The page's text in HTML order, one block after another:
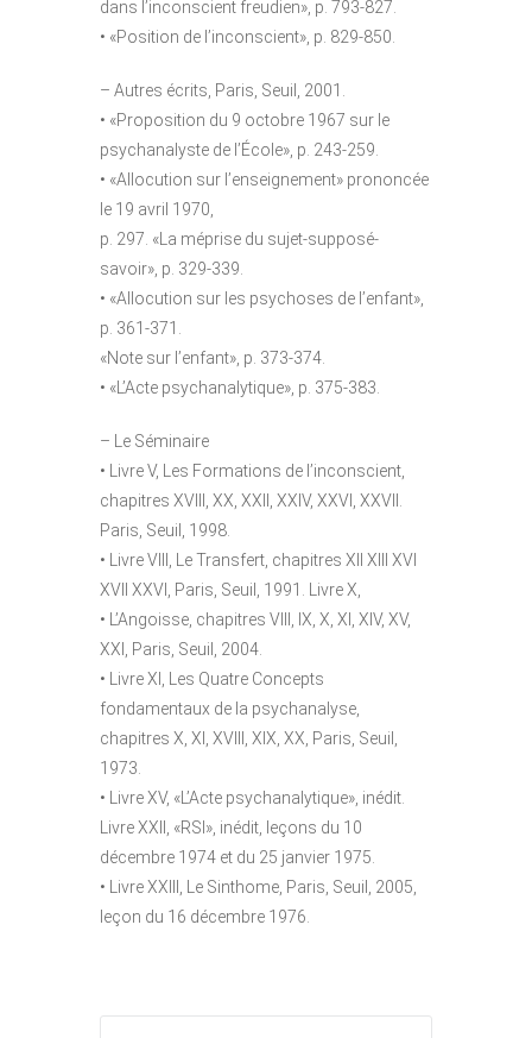
dans l’inconscient freudien», p. 793-827.
• «Position de l’inconscient», p. 829-850.
– Autres écrits, Paris, Seuil, 2001.
• «Proposition du 9 octobre 1967 sur le
psychanalyste de l’École», p. 243-259.
• «Allocution sur l’enseignement» prononcée
le 19 avril 1970,
p. 297. «La méprise du sujet-supposé-
savoir», p. 329-339.
• «Allocution sur les psychoses de l’enfant»,
p. 361-371.
«Note sur l’enfant», p. 373-374.
• «L’Acte psychanalytique», p. 375-383.
– Le Séminaire
• Livre V, Les Formations de l’inconscient,
chapitres XVIII, XX, XXII, XXIV, XXVI, XXVII.
Paris, Seuil, 1998.
• Livre VIII, Le Transfert, chapitres XII XIII XVI
XVII XXVI, Paris, Seuil, 1991. Livre X,
• L’Angoisse, chapitres VIII, IX, X, XI, XIV, XV,
XXI, Paris, Seuil, 2004.
• Livre XI, Les Quatre Concepts
fondamentaux de la psychanalyse,
chapitres X, XI, XVIII, XIX, XX, Paris, Seuil,
1973.
• Livre XV, «L’Acte psychanalytique», inédit.
Livre XXII, «RSI», inédit, leçons du 10
décembre 1974 et du 25 janvier 1975.
• Livre XXIII, Le Sinthome, Paris, Seuil, 2005,
leçon du 16 décembre 1976.